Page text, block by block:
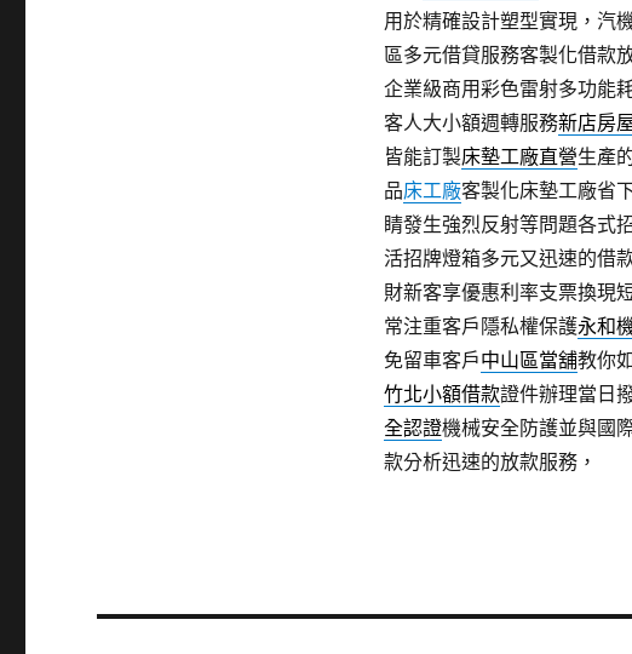
用於精確設計塑型實現，汽
區多元借貸服務客製化借款
企業級商用彩色雷射多功能
客人大小額週轉服務新店房
皆能訂製床墊工廠直營生產
品床工廠客製化床墊工廠省
睛發生強烈反射等問題各式
活招牌燈箱多元又迅速的借
財新客享優惠利率支票換現
常注重客戶隱私權保護永和
免留車客戶中山區當舖教你
竹北小額借款證件辦理當日
全認證機械安全防護並與國
款分析迅速的放款服務，